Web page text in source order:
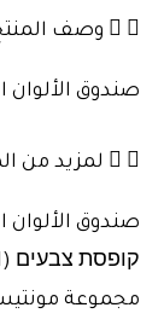
وصف
صندوق الألوان
لمزيد من
صندوق الألوان
مجموعة